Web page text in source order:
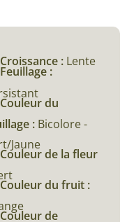
Croissance : Lente
Feuillage :
Couleur du
: Bicolore -
Jaune
Couleur de la fleur
Couleur du fruit :
Couleur de